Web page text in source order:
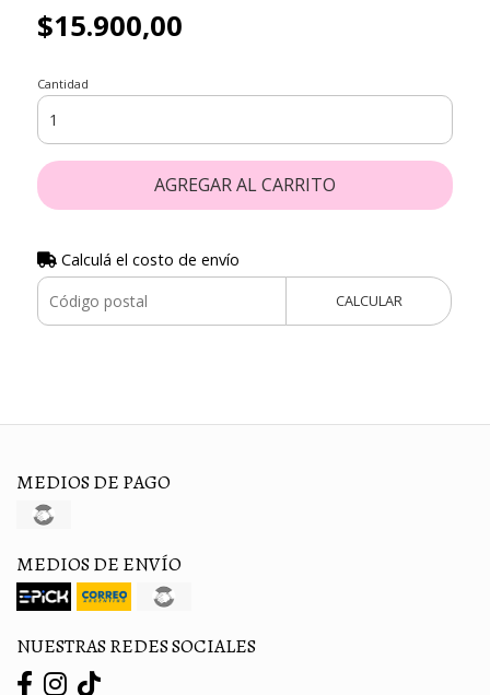
$15.900,00
Cantidad
AGREGAR AL CARRITO
Calculá el costo de envío
CALCULAR
MEDIOS DE PAGO
MEDIOS DE ENVÍO
NUESTRAS REDES SOCIALES